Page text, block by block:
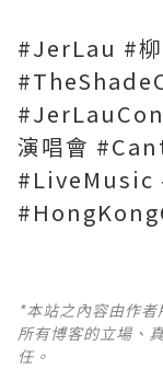
#JerLau #
演唱會
#LiveMusic
*本站之內容由作
所有博客的立場、
任。